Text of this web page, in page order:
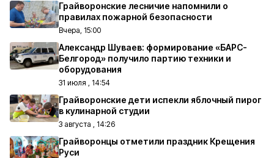
Грайворонские лесничие напомнили о
правилах пожарной безопасности
Вчера, 15:00
Александр Шуваев: формирование «БАРС-
Белгород» получило партию техники и
оборудования
31 июля , 14:54
Грайворонские дети испекли яблочный пирог
в кулинарной студии
3 августа , 14:26
Грайворонцы отметили праздник Крещения
Руси